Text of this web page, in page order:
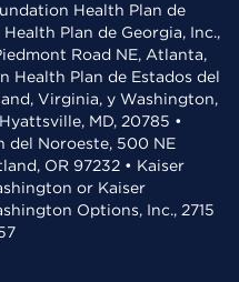
Health Plan de
Plan de Georgia, Inc.,
Road NE, Atlanta,
Health Plan de Estados del
Virginia, y Washington,
MD, 20785 •
del Noroeste, 500 NE
OR 97232 • Kaiser
or Kaiser
Options, Inc., 2715